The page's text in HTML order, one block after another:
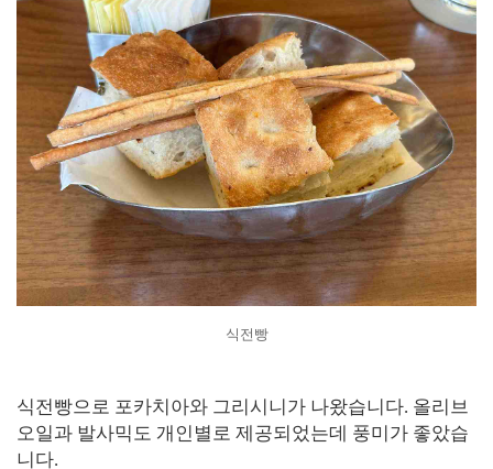
식전빵
식전빵으로 포카치아와 그리시니가 나왔습니다. 올리브
오일과 발사믹도 개인별로 제공되었는데 풍미가 좋았습
니다.